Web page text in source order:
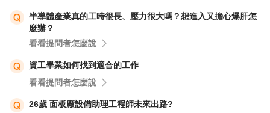
礎講起喔！
建議你可以在考試前，去唸唸學分班，體驗一下就知道了。
班，就算是在職的，老師還是有個標準在。而他們可能是大
學就在這種環境下成長喔，所以很知道自己要什麼，該學什
麼。
半導體產業真的工時很長、壓力很大嗎？想進入又擔心爆肝怎
麼辦？
看看提問者怎麼說
資工畢業如何找到適合的工作
看看提問者怎麼說
26歲 面板廠設備助理工程師未來出路?